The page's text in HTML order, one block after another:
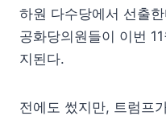
하원 다수당에서 선출
공화당의원들이 이번
지된다.
전에도 썼지만, 트럼프